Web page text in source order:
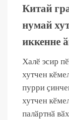
Китай
нумай
иккенне
Халӗ эсир
хутчен
пурри
хутчен
палӑртнӑ